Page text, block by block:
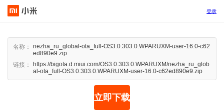
登录
名称：
nezha_ru_global-ota_full-OS3.0.303.0.WPARUXM-user-16.0-c62
ed890e9.zip
链接：
https://bigota.d.miui.com/OS3.0.303.0.WPARUXM/nezha_ru_glob
al-ota_full-OS3.0.303.0.WPARUXM-user-16.0-c62ed890e9.zip
立即下载